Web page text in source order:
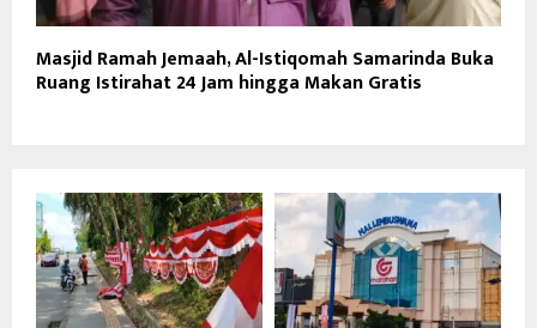
Masjid Ramah Jemaah, Al-Istiqomah Samarinda Buka
Ruang Istirahat 24 Jam hingga Makan Gratis